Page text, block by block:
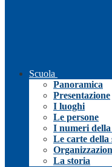
Scuola
Panoramica
Presentazione
I luoghi
Le persone
I numeri della
Le carte della
La storia